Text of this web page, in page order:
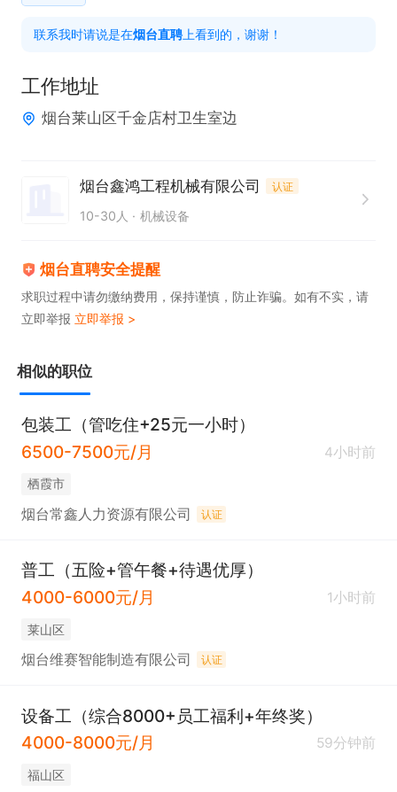
联系我时请说是在烟台直聘 上看到的，谢谢！
工作地址
烟台莱山区千金店村卫生室边
烟台鑫鸿工程机械有限公司 认证
10-30人 机械设备
烟台直聘安全提醒
求职过程中请勿缴纳费用，保持谨慎，防止诈骗。如有不实，请
立即举报 立即举报 >
相似的职位
包装工（管吃住+25元一小时）
6500-7500元/月
4小时前
栖霞市
烟台常鑫人力资源有限公司 认证
普工（五险+管午餐+待遇优厚）
4000-6000元/月
1小时前
莱山区
烟台维赛智能制造有限公司 认证
设备工（综合8000+员工福利+年终奖）
4000-8000元/月
59分钟前
福山区